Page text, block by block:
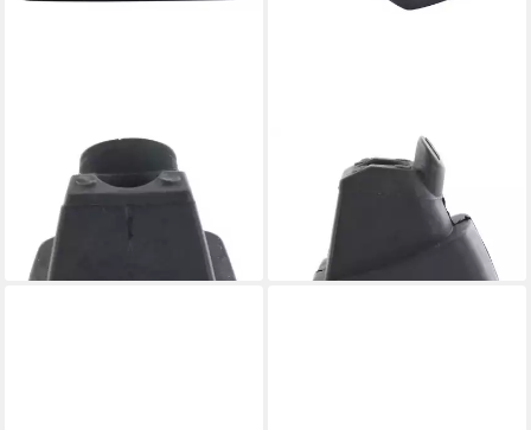
Schlittschuhe K2 Inline Skates
Bremsstopper
16,79 €
leider ausverkauft
Schlittschuhe K2 Inline Skates
Bremsstopper 2er Pack
18,90 €
lieferbar - in 3-4 Werktagen bei dir